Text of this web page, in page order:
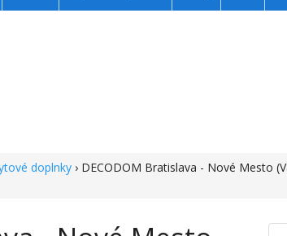
doplnky › DECODOM Bratislava - Nové Mesto